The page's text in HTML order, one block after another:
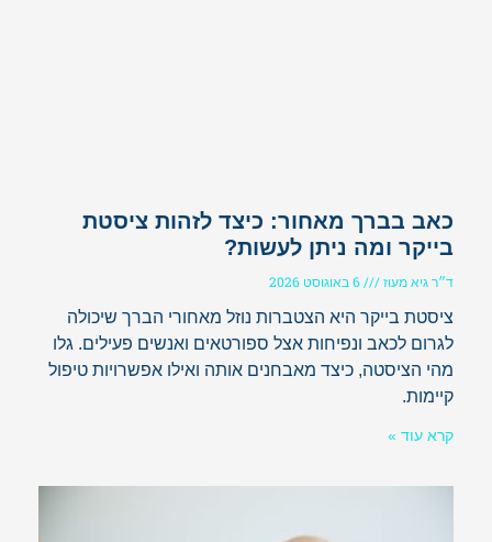
כאב בברך מאחור: כיצד לזהות ציסטת
בייקר ומה ניתן לעשות?
ד״ר גיא מעוז
ציסטת בייקר היא הצטברות נוזל מאחורי הברך שיכולה
לגרום לכאב ונפיחות אצל ספורטאים ואנשים פעילים. גלו
מהי הציסטה, כיצד מאבחנים אותה ואילו אפשרויות טיפול
קיימות.
קרא עוד »